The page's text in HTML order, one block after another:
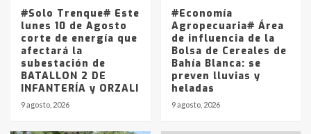
#Solo Trenque# Este
lunes 10 de Agosto
corte de energía que
afectará la
subestación de
BATALLON 2 DE
INFANTERÍA y ORZALI
9 agosto, 2026
#Economía
Agropecuaria# Área
de influencia de la
Bolsa de Cereales de
Bahía Blanca: se
preven lluvias y
heladas
9 agosto, 2026